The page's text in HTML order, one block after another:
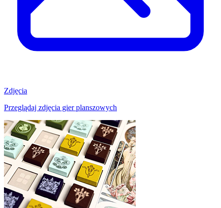
Zdjęcia
Przeglądaj zdjęcia gier planszowych